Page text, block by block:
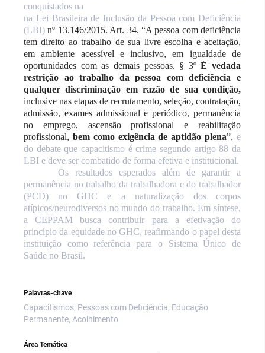
conquistados na
na Lei Brasileira de Inclusão da Pessoa com Deficiência
(LBI)nº 13.146/2015. Art. 34. “A pessoa com deficiência
tem direito ao trabalho de sua livre escolha e aceitação,
em ambiente acessível e inclusivo, em igualdade de
oportunidades com as demais pessoas. § 3ºÉ vedada
restrição ao trabalho da pessoa com deficiência e
qualquer discriminação em razão de sua condição,
inclusive nas etapas de recrutamento, seleção, contratação,
admissão, exames admissional e periódico, permanência
no emprego, ascensão profissional e reabilitação
profissional, bem como exigência de aptidão plena”,e
do debate que capacitismo é crime segundo artigo 88 da
LBI e deve ser combatido de forma efetiva e institucional.
Os resultados esperados além de garantir a
permanência no trabalho da trabalhadora e do trabalhador
(PCD) no GHC e a naturalização dos corpos
atípicos/neurodiversos no mundo do trabalho. Em síntese,
a CEPPAM busca contribuir para a efetivação do
princípio da equidade no GHC, reafirmando o papel desta
instituição como referência para o Sistema Único de
Saúde no Brasil.
Palavras-chave
Capacitismos, Pessoas com Deficiência, Educação
Permanente, Acolhimento
Área Temática